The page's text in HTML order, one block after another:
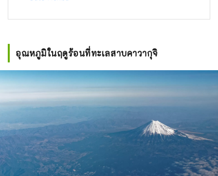
งดงามของภูเขาไฟฟูจิ, “Fujizakura Heights
“Fuji Chobo no Yu Yurari Onsen” น้ำพุร้อน
ธรรมชาติจากใต้ดินลึก 1,000 เมตร และ
“Fujiten Snow Resort” ที่ให้คุณเพลิดเพลินกับ
กิจกรรมฤดูหนาวพร้อมวิวภูเขาไฟฟูจิ เราจะยัง
คงนำเสนอความงดงามของภูเขาไฟฟูจิที่
เปลี่ยนแปลงไปตามฤดูกาลจากพื้นที่ทะเลสาบคา
วากุจิโกะต่อไป
อุณหภูมิในฤดูร้อนที่ทะเลสาบคาวากุจิ